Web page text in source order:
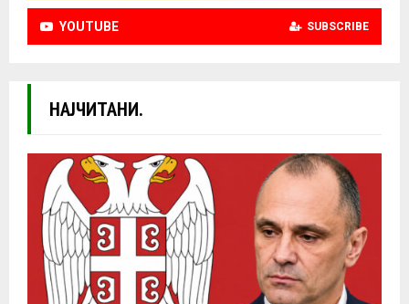
YOUTUBE SUBSCRIBE
НАЈЧИТАНИ.